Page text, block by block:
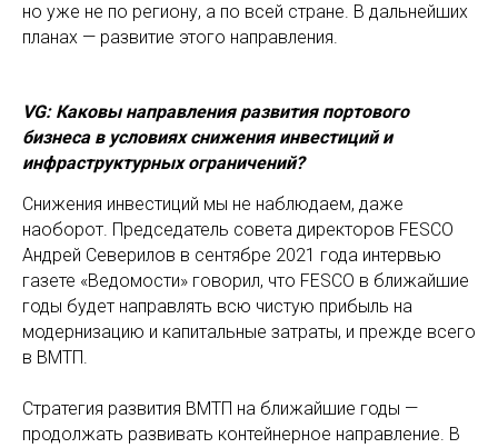
но уже не по региону, а по всей стране. В дальнейших
планах — развитие этого направления.
VG: Каковы направления развития портового
бизнеса в условиях снижения инвестиций и
инфраструктурных ограничений?
Снижения инвестиций мы не наблюдаем, даже
наоборот. Председатель совета директоров FESCO
Андрей Северилов в сентябре 2021 года интервью
газете «Ведомости» говорил, что FESCO в ближайшие
годы будет направлять всю чистую прибыль на
модернизацию и капитальные затраты, и прежде всего
в ВМТП.
Стратегия развития ВМТП на ближайшие годы —
продолжать развивать контейнерное направление. В